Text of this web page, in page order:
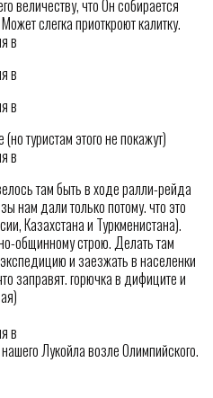
величеству, что Он собирается
слегка приоткроют калитку.
туристам этого не покажут)
там быть в ходе ралли-рейда
нам дали только потому. что это
Казахстана и Туркменистана).
общинному строю. Делать там
и заезжать в населенки
заправят. горючка в дифиците и
Лукойла возле Олимпийского.